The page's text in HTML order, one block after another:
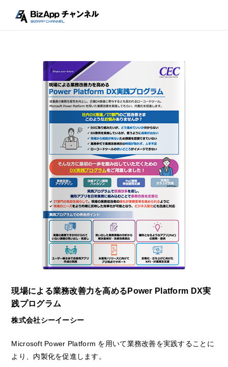
現場による業務改善力を高めるPower Platform DX実
践プログラム
株式会社シーイーシー
Microsoft Power Platform を用いて業務改善を実践することに
より、内製化を促進します。